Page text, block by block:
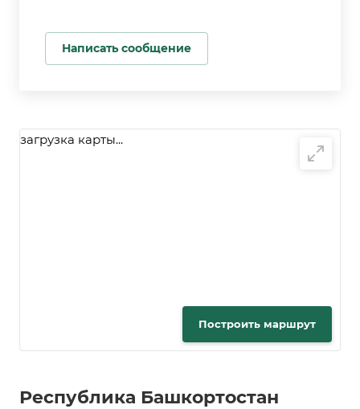
загрузка карты...
Построить маршрут
Республика Башкортостан
Написать сообщение